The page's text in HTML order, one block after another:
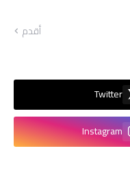
أقدم
Twitter
Instagram